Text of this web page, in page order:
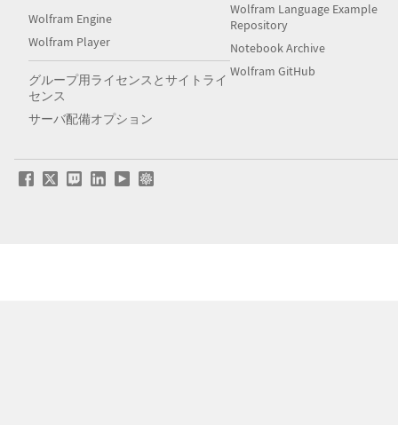
Wolfram Engine
Wolfram Player
グループ用ライセンスとサイトライ
センス
サーバ配備オプション
Wolfram Language Example
Repository
Notebook Archive
Wolfram GitHub